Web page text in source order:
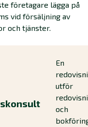
företagare lägga på
vid försäljning av
och tjänster.
En
utför
och